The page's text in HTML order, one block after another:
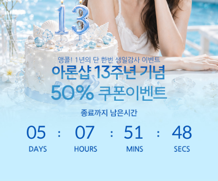
05 07 51 45